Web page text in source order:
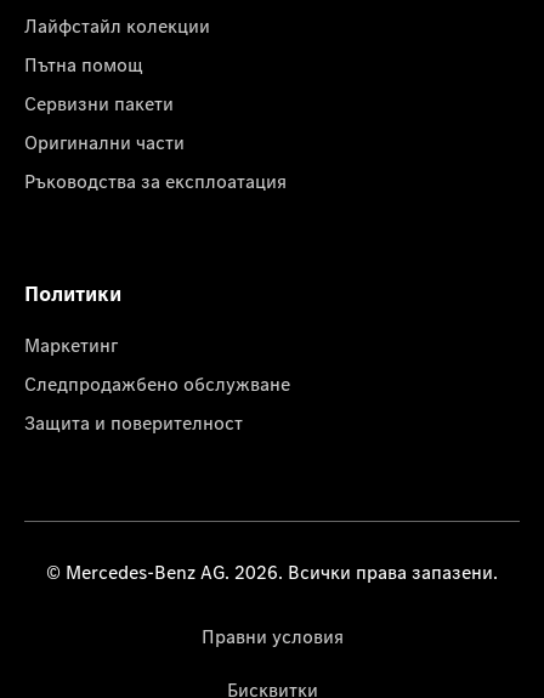
Лайфстайл колекции
Пътна помощ
Сервизни пакети
Оригинални части
Ръководства за експлоатация
Политики
Маркетинг
Следпродажбено обслужване
Защита и поверителност
© Mercedes-Benz AG. 2026. Всички права запазени.
Правни условия
Бисквитки